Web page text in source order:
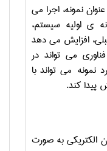
نمونه، اجرا می
ی اولیه سیستم،
افزایش می دهد
می تواند در
نمونه می تواند با
پیدا کند.
الکتریکی به صورت